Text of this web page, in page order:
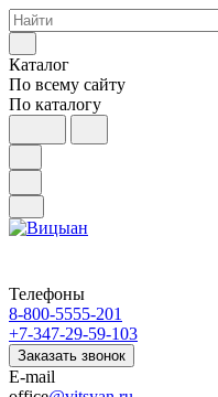
Каталог
По всему сайту
По каталогу
Телефоны
8-800-5555-201
+7-347-29-59-103
Заказать звонок
E-mail